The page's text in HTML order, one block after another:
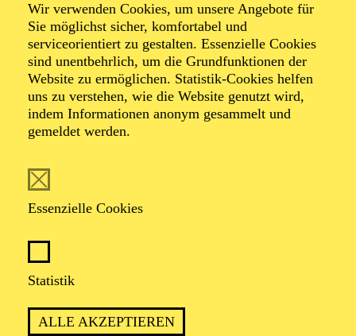
Wir verwenden Cookies, um unsere Angebote für
Sie möglichst sicher, komfortabel und
serviceorientiert zu gestalten. Essenzielle Cookies
sind unentbehrlich, um die Grundfunktionen der
Website zu ermöglichen. Statistik-Cookies helfen
uns zu verstehen, wie die Website genutzt wird,
indem Informationen anonym gesammelt und
gemeldet werden.
Essenzielle Cookies
Statistik
ALLE AKZEPTIEREN
"AUS DER NEUEN WELT"
ESSENER JUGEND-
SYMPHONIE-ORCHESTER
CHRISTIAN VON GEHREN
Werke von Antonín Dvorák, Engelbert Humperdinck, Paul
Dukas
Vorverkauf startet demnächst
Die Veranstaltung ist vom Angebot der TUPcard ausgeschlossen.
Mittwoch
09:30 - 10:15